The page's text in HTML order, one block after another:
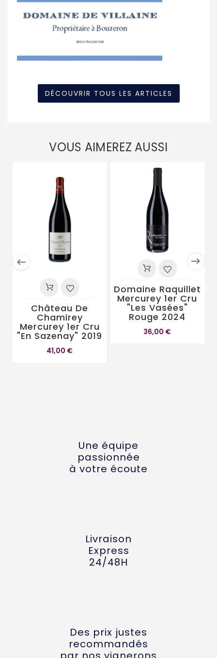
DÉCOUVRIR TOUS LES ARTICLES
VOUS AIMEREZ AUSSI
 
Château De
Chamirey
Mercurey 1er Cru
"En Sazenay" 2019
41,00 €
Domaine Raquillet
Mercurey 1er Cru
"Les Vasées"
Rouge 2024
36,00 €
Une équipe
passionnée
à votre écoute
Livraison
Express
24/48H
Des prix justes
recommandés